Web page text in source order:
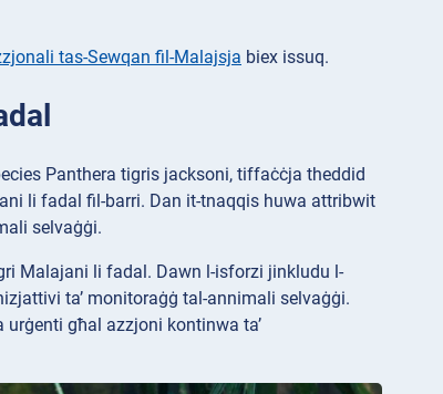
tas-Sewqan fil-Malajsja biex issuq.
Panthera tigris jacksoni, tiffaċċja theddid
li fadal fil-barri. Dan it-tnaqqis huwa attribwit
selvaġġi.
Malajani li fadal. Dawn l-isforzi jinkludu l-
ta’ monitoraġġ tal-annimali selvaġġi.
għal azzjoni kontinwa ta’